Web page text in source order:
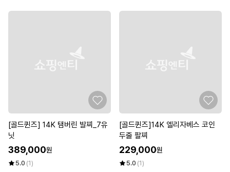
[골드퀸즈] 14K 탬버린 발찌_7유
닛
389,000원
5.0 (1)
[골드퀸즈]14K 엘리자베스 코인
두줄 팔찌
229,000원
5.0 (1)